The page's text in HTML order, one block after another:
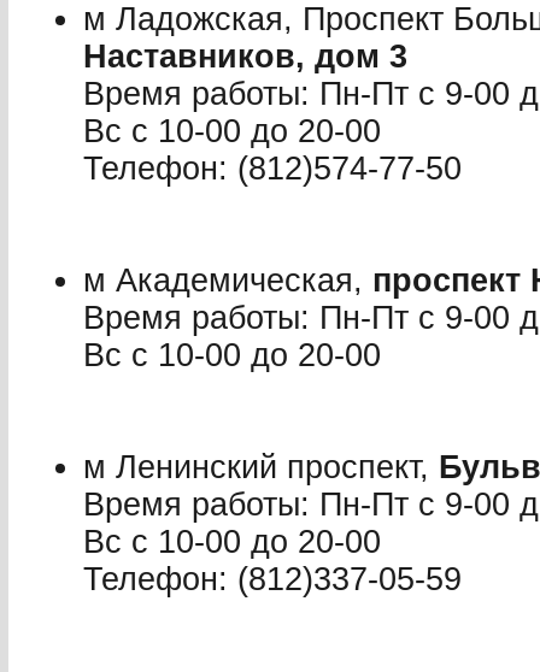
м Ладожская, Проспект
Наставников, дом 3
Время работы: Пн-Пт с 9-00
Вс с 10-00 до 20-00
Телефон: (812)574-77-50
м Академическая, проспект
Время работы: Пн-Пт с 9-00
Вс с 10-00 до 20-00
м Ленинский проспект,
Время работы: Пн-Пт с 9-00
Вс с 10-00 до 20-00
Телефон: (812)337-05-59